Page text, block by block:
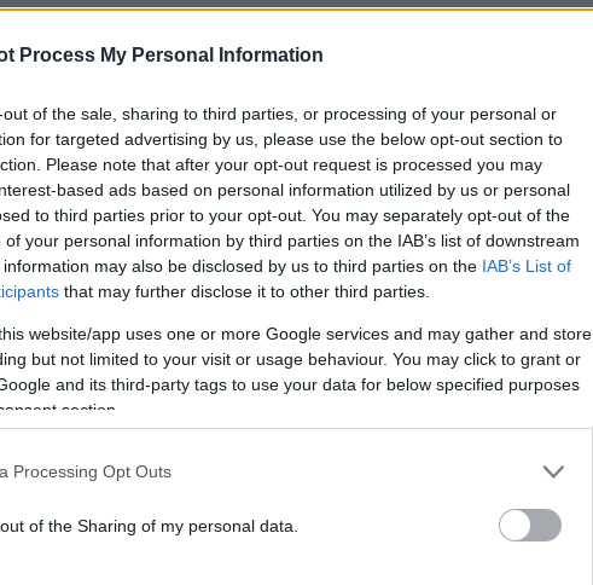
Process My Personal Information
of the sale, sharing to third parties, or processing of your personal or
for targeted advertising by us, please use the below opt-out section to
Please note that after your opt-out request is processed you may
based ads based on personal information utilized by us or personal
to third parties prior to your opt-out. You may separately opt-out of the
your personal information by third parties on the IAB’s list of downstream
may also be disclosed by us to third parties on the IAB’s List of
that may further disclose it to other third parties.
website/app uses one or more Google services and may gather and store
but not limited to your visit or usage behaviour. You may click to grant or
and its third-party tags to use your data for below specified purposes
section.
Processing Opt Outs
of the Sharing of my personal data.